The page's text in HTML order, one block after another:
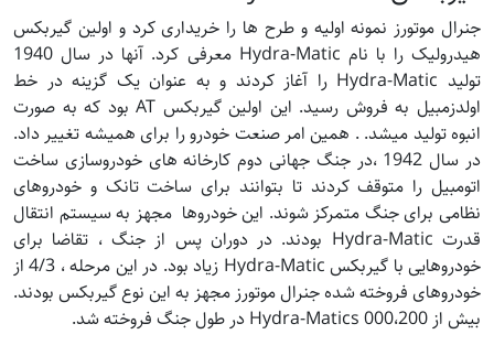
جنرال موتورز نمونه اولیه و طرح ها را خریداری کرد و اولین گیربکس
هیدرولیک را با نام Hydra-Matic معرفی کرد. آنها در سال 1940
تولید Hydra-Matic را آغاز کردند و به عنوان یک گزینه در خط
اولدزمبیل به فروش رسید. این اولین گیربکس AT بود که به صورت
انبوه تولید میشد. . همین امر صنعت خودرو را برای همیشه تغییر داد.
در سال 1942 ،در جنگ جهانی دوم کارخانه های خودروسازی ساخت
اتومبیل را متوقف کردند تا بتوانند برای ساخت تانک و خودروهای
نظامی برای جنگ متمرکز شوند. این خودروها مجهز به سیستم انتقال
قدرت Hydra-Matic بودند. در دوران پس از جنگ ، تقاضا برای
خودروهایی با گیربکس Hydra-Matic زیاد بود. در این مرحله ، 4/3 از
خودروهای فروخته شده جنرال موتورز مجهز به این نوع گیربکس بودند.
بیش از 000،200 Hydra-Matics در طول جنگ فروخته شد.